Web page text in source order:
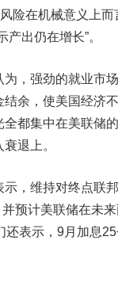
险在机械意义上
产出仍在增长”。
，强劲的就业市场
结余，使美国经济
全都集中在美联储
退上。
，维持对终点联邦
预计美联储在未
还表示，9月加息